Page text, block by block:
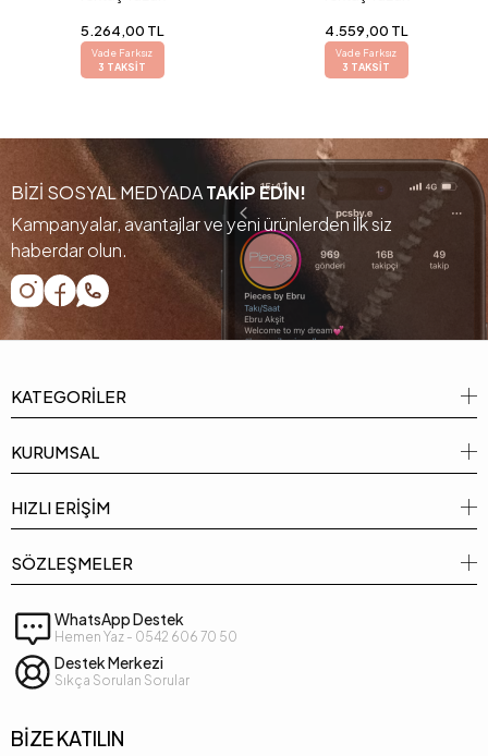
5.264,00 TL
Vade Farksız
3 TAKSİT
4.559,00 TL
Vade Farksız
3 TAKSİT
BİZİ SOSYAL MEDYADATAKİP EDİN!
Kampanyalar, avantajlar ve yeni ürünlerden ilk siz
haberdar olun.
KATEGORİLER
KURUMSAL
HIZLI ERİŞİM
SÖZLEŞMELER
WhatsApp Destek
Hemen Yaz - 0542 606 70 50
Destek Merkezi
Sıkça Sorulan Sorular
BİZE KATILIN